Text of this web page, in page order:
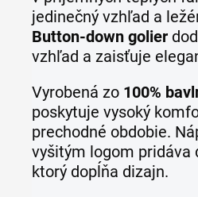
jedinečný vzhľad a
Button-down golier
vzhľad a zaisťuje
Vyrobená zo 100%
poskytuje vysoký
prechodné obdobie.
vyšitým logom pridáva
ktorý dopĺňa dizajn.